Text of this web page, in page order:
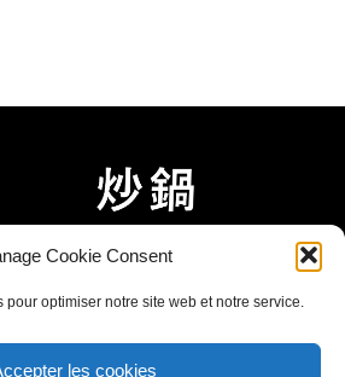
Cookie Consent
pour optimiser notre site web et notre service.
les cookies